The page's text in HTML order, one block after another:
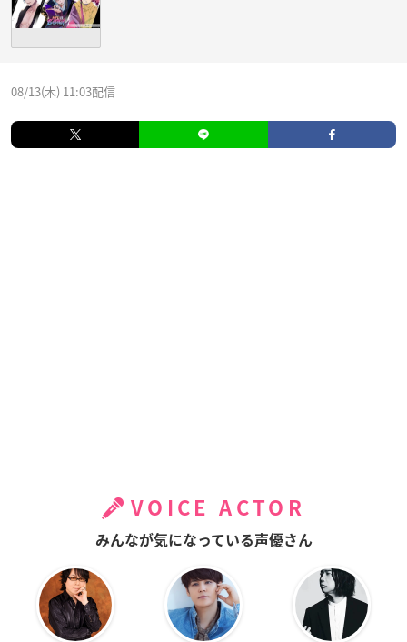
08/13(木) 11:03配信
VOICE ACTOR
みんなが気になっている声優さん